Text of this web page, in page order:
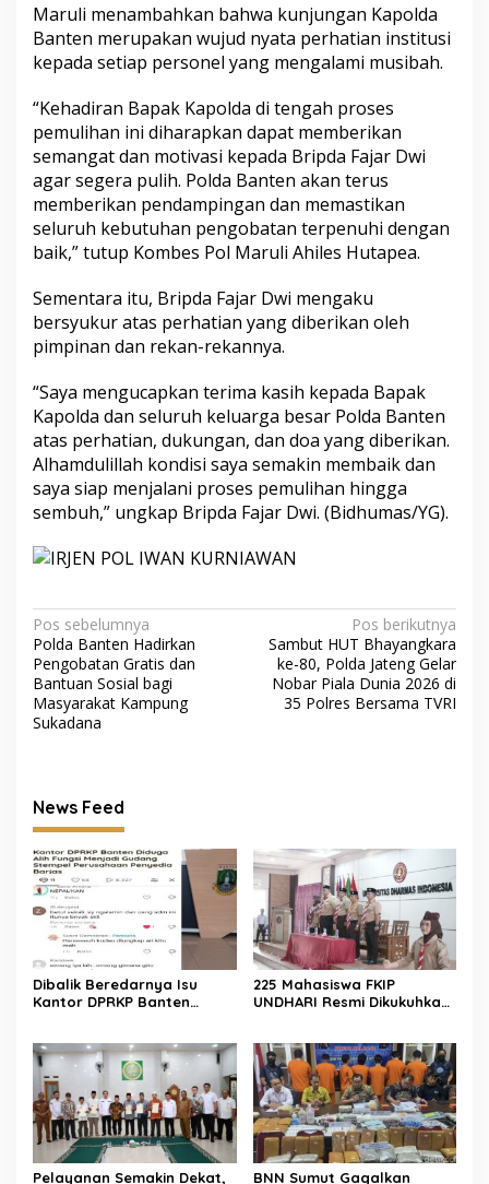
Maruli menambahkan bahwa kunjungan Kapolda
Banten merupakan wujud nyata perhatian institusi
kepada setiap personel yang mengalami musibah.
“Kehadiran Bapak Kapolda di tengah proses
pemulihan ini diharapkan dapat memberikan
semangat dan motivasi kepada Bripda Fajar Dwi
agar segera pulih. Polda Banten akan terus
memberikan pendampingan dan memastikan
seluruh kebutuhan pengobatan terpenuhi dengan
baik,” tutup Kombes Pol Maruli Ahiles Hutapea.
Sementara itu, Bripda Fajar Dwi mengaku
bersyukur atas perhatian yang diberikan oleh
pimpinan dan rekan-rekannya.
“Saya mengucapkan terima kasih kepada Bapak
Kapolda dan seluruh keluarga besar Polda Banten
atas perhatian, dukungan, dan doa yang diberikan.
Alhamdulillah kondisi saya semakin membaik dan
saya siap menjalani proses pemulihan hingga
sembuh,” ungkap Bripda Fajar Dwi. (Bidhumas/YG).
Navigasi
pos
Pos sebelumnya
Polda Banten Hadirkan
Pengobatan Gratis dan
Bantuan Sosial bagi
Masyarakat Kampung
Sukadana
Pos berikutnya
Sambut HUT Bhayangkara
ke-80, Polda Jateng Gelar
Nobar Piala Dunia 2026 di
35 Polres Bersama TVRI
News Feed
Dibalik Beredarnya Isu
Kantor DPRKP Banten
225 Mahasiswa FKIP
UNDHARI Resmi Dikukuhkan
Unggul Era Society 5.0
Pelayanan Semakin Dekat, BNN Sumut Gagalkan